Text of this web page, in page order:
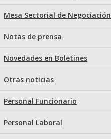
Mesa Sectorial de
Notas de prensa
Novedades en Boletines
Otras noticias
Personal Funcionario
Personal Laboral